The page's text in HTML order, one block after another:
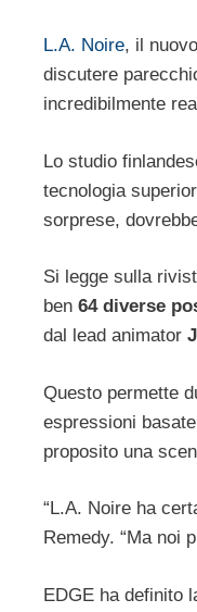
L.A. Noire, il
discutere
incredibilmente
Lo studio
tecnologia
sorprese,
Si legge sulla
ben 64 diverse
dal lead animator
Questo permette
espressioni
proposito una
“L.A. Noire ha
Remedy. “Ma noi
EDGE ha definito